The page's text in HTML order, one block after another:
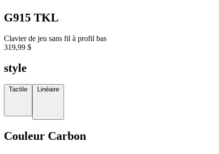
G915 TKL
Clavier de jeu sans fil à profil bas
319,99 $
style
Tactile Linéaire
Couleur Carbon